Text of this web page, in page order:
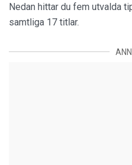
Nedan hittar du fem utvalda
samtliga 17 titlar.